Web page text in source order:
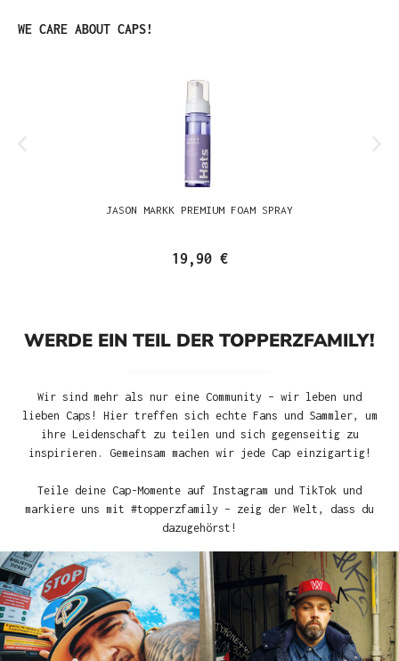
Produktgalerie überspringen
WE CARE ABOUT CAPS!
JASON MARKK PREMIUM FOAM SPRAY
19,90 €
WERDE EIN TEIL DER TOPPERZFAMILY!
Wir sind mehr als nur eine Community – wir leben und
lieben Caps! Hier treffen sich echte Fans und Sammler, um
ihre Leidenschaft zu teilen und sich gegenseitig zu
inspirieren. Gemeinsam machen wir jede Cap einzigartig!
Teile deine Cap-Momente auf Instagram und TikTok und
markiere uns mit #topperzfamily – zeig der Welt, dass du
dazugehörst!